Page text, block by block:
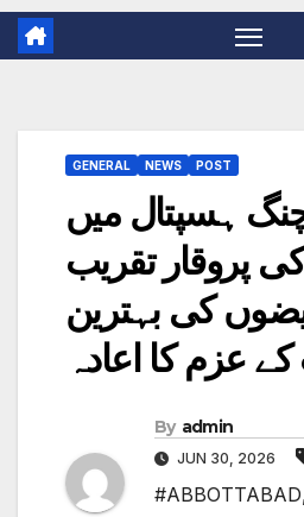
GENERAL NEWS POST
ہسپتال میں
پروقار تقریب
کی بہترین
عزم کا اعادہ
By admin
JUN 30, 2026
#ABBOTTABAD